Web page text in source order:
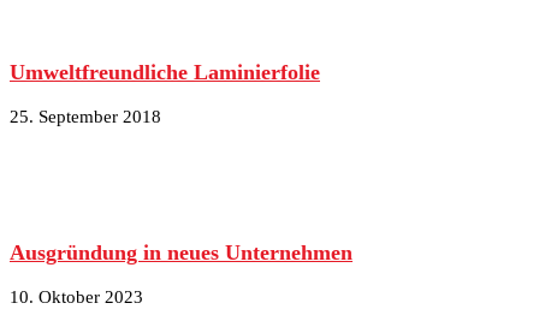
Umweltfreundliche Laminierfolie
25. September 2018
Ausgründung in neues Unternehmen
10. Oktober 2023